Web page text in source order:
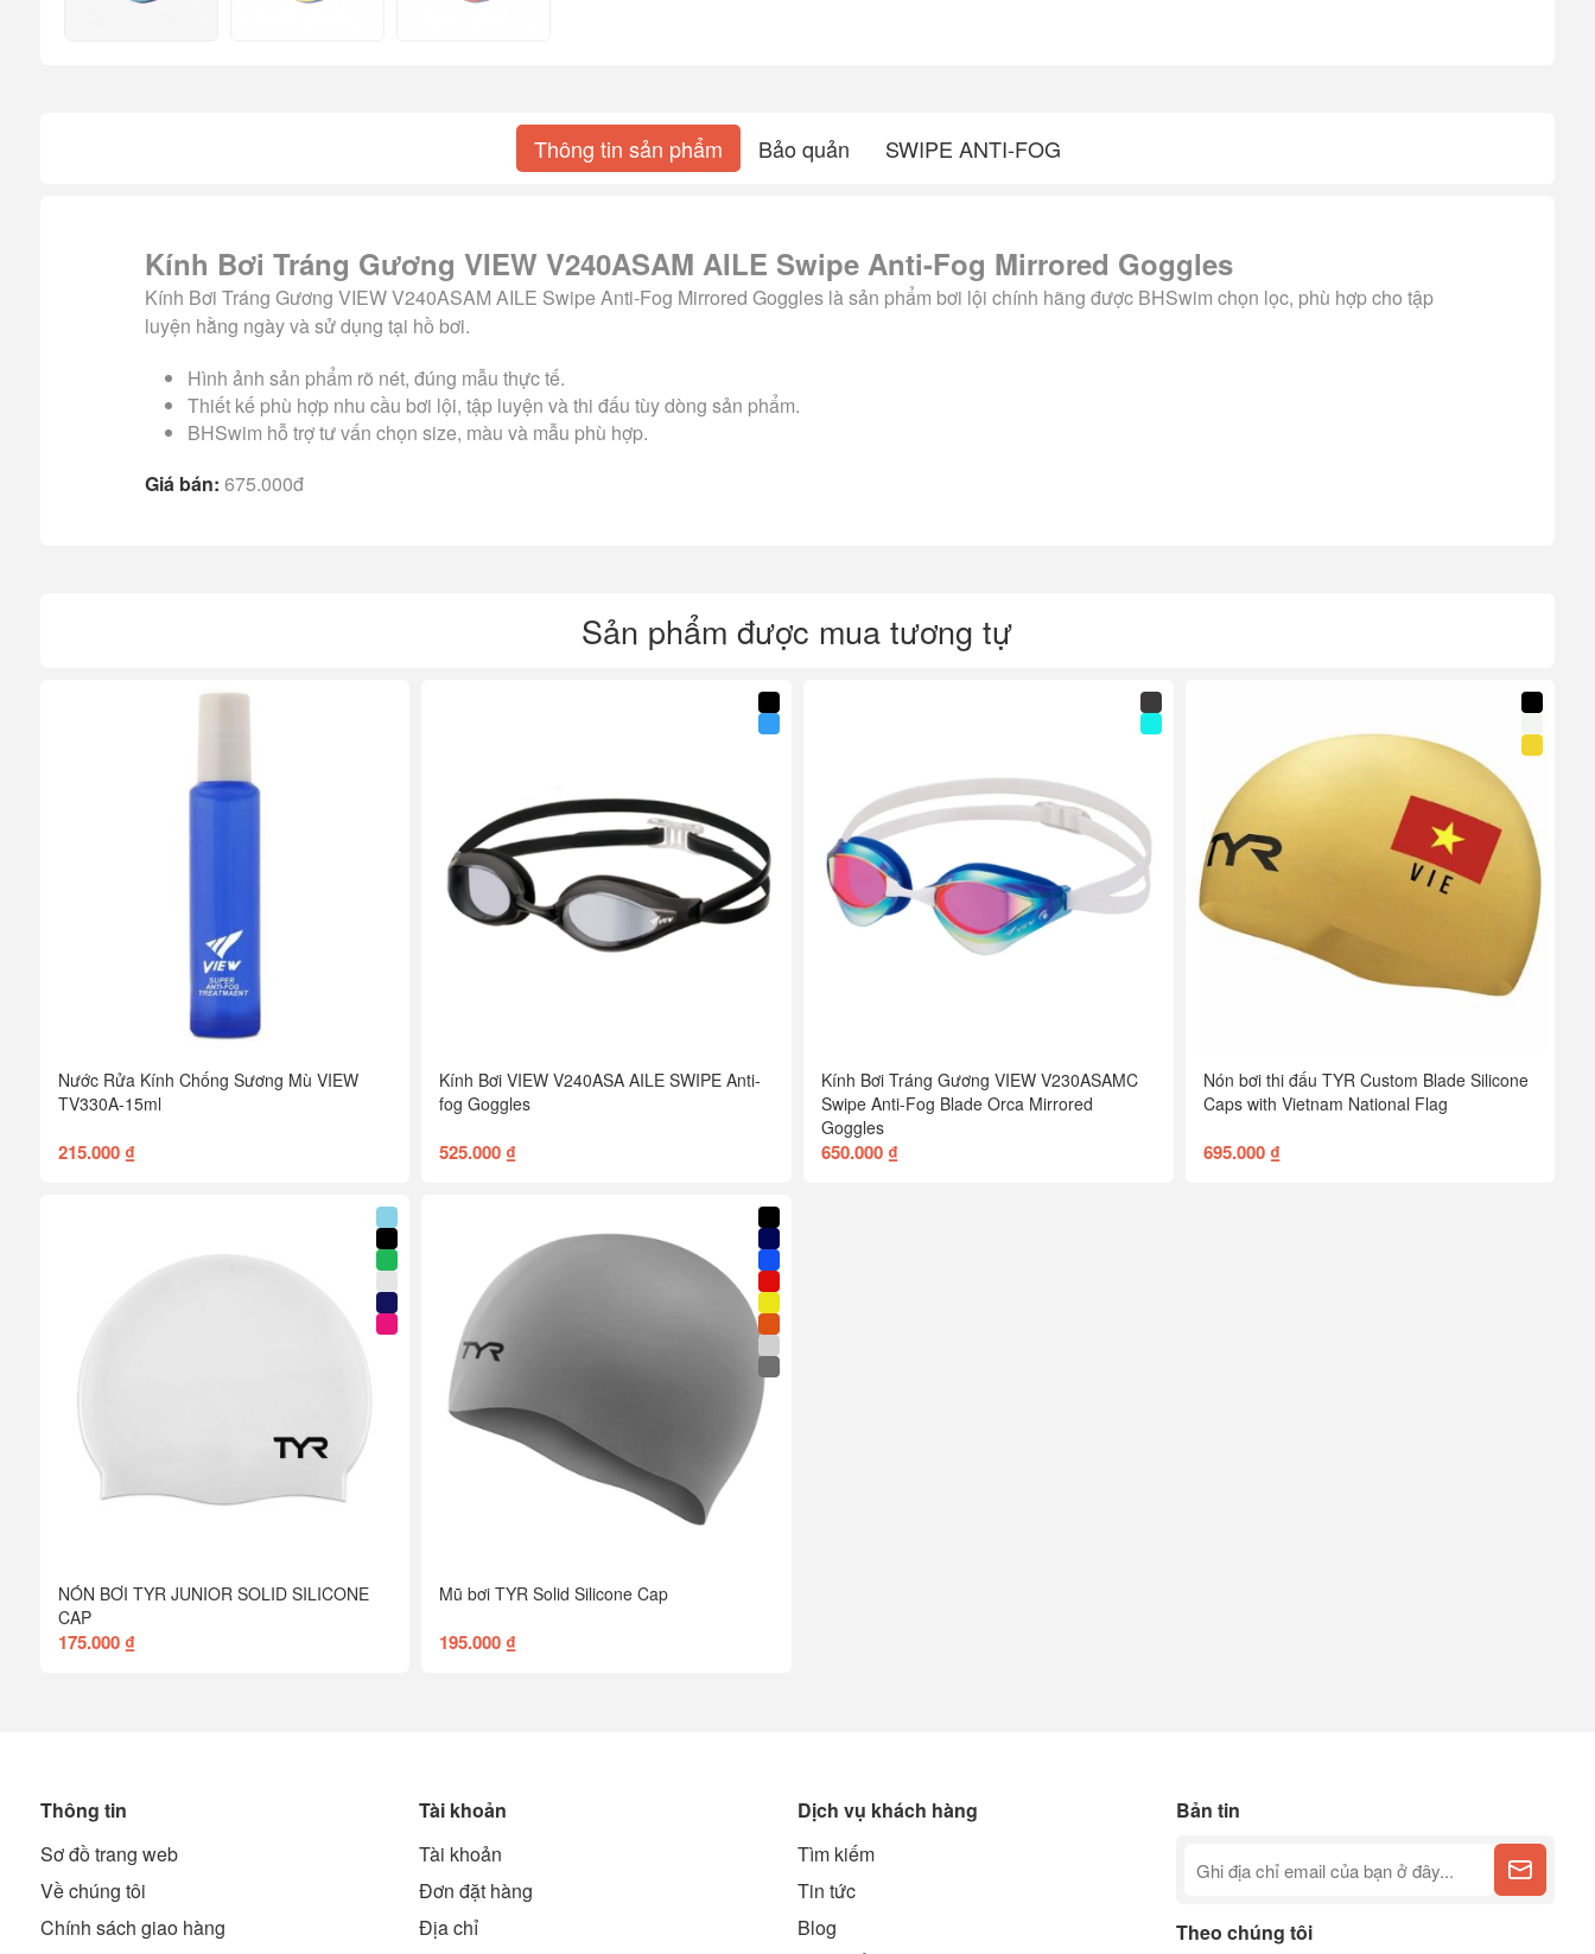
Thông tin sản phẩm Bảo quản SWIPE ANTI-FOG
Kính Bơi Tráng Gương VIEW V240ASAM AILE Swipe Anti-Fog Mirrored Goggles
Kính Bơi Tráng Gương VIEW V240ASAM AILE Swipe Anti-Fog Mirrored Goggles là sản phẩm bơi lội chính hãng được BHSwim chọn lọc, phù hợp cho tập
luyện hằng ngày và sử dụng tại hồ bơi.
Hình ảnh sản phẩm rõ nét, đúng mẫu thực tế.
Thiết kế phù hợp nhu cầu bơi lội, tập luyện và thi đấu tùy dòng sản phẩm.
BHSwim hỗ trợ tư vấn chọn size, màu và mẫu phù hợp.
Giá bán: 675.000đ
Sản phẩm được mua tương tự
Nước Rửa Kính Chống Sương Mù VIEW
TV330A-15ml
215.000 ₫
Kính Bơi VIEW V240ASA AILE SWIPE Anti-
fog Goggles
525.000 ₫
Kính Bơi Tráng Gương VIEW V230ASAMC
Swipe Anti-Fog Blade Orca Mirrored
Goggles
650.000 ₫
Nón bơi thi đấu TYR Custom Blade Silicone
Caps with Vietnam National Flag
695.000 ₫
NÓN BƠI TYR JUNIOR SOLID SILICONE
CAP
175.000 ₫
Mũ bơi TYR Solid Silicone Cap
195.000 ₫
Thông tin
Sơ đồ trang web
Về chúng tôi
Chính sách giao hàng
Tài khoản
Tài khoản
Đơn đặt hàng
Địa chỉ
Dịch vụ khách hàng
Tìm kiếm
Tin tức
Blog
Bản tin
Theo chúng tôi